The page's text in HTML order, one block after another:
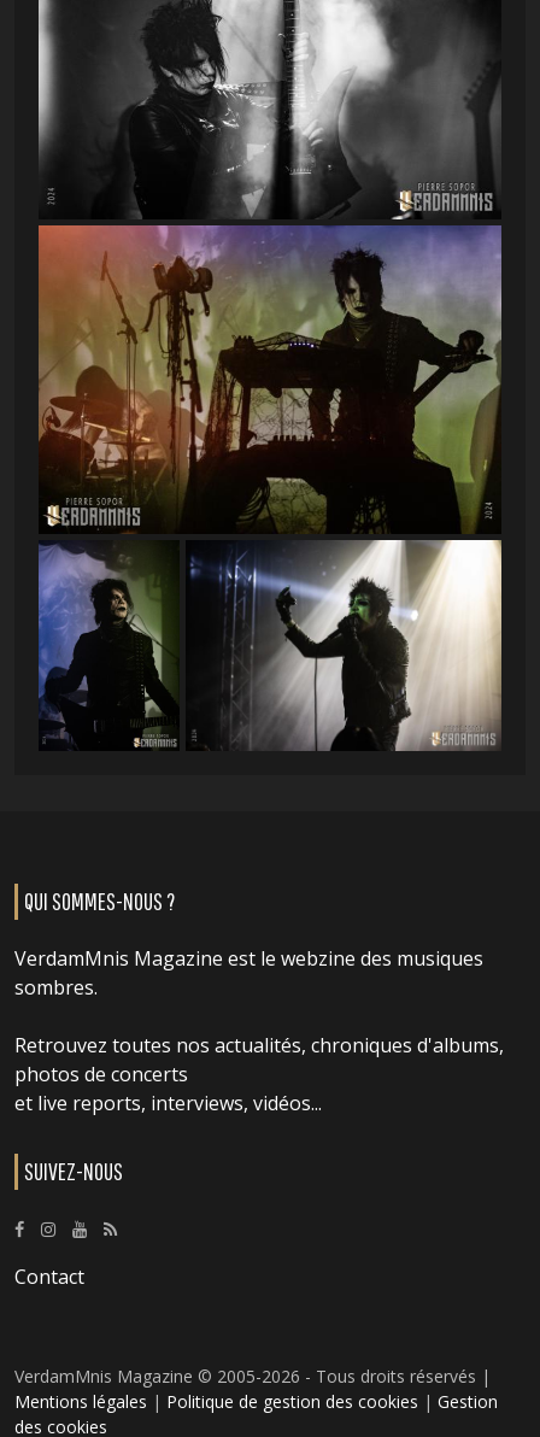
QUI SOMMES-NOUS ?
VerdamMnis Magazine est le webzine des musiques
sombres.
Retrouvez toutes nos actualités, chroniques d'albums,
photos de concerts
et live reports, interviews, vidéos...
SUIVEZ-NOUS
Contact
VerdamMnis Magazine © 2005-2026 - Tous droits réservés |
Mentions légales | Politique de gestion des cookies | Gestion
des cookies